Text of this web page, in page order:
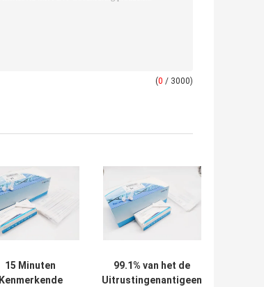
(0 / 3000)
15 Minuten
Kenmerkende
99.1% van het de
Uitrustingenantigeen